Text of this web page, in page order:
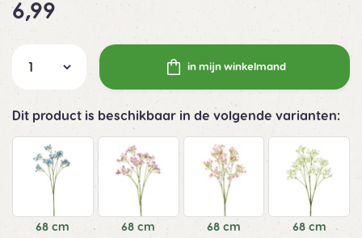
6,99
in mijn winkelmand
Dit product is beschikbaar in de volgende varianten:
68 cm 68 cm 68 cm 68 cm